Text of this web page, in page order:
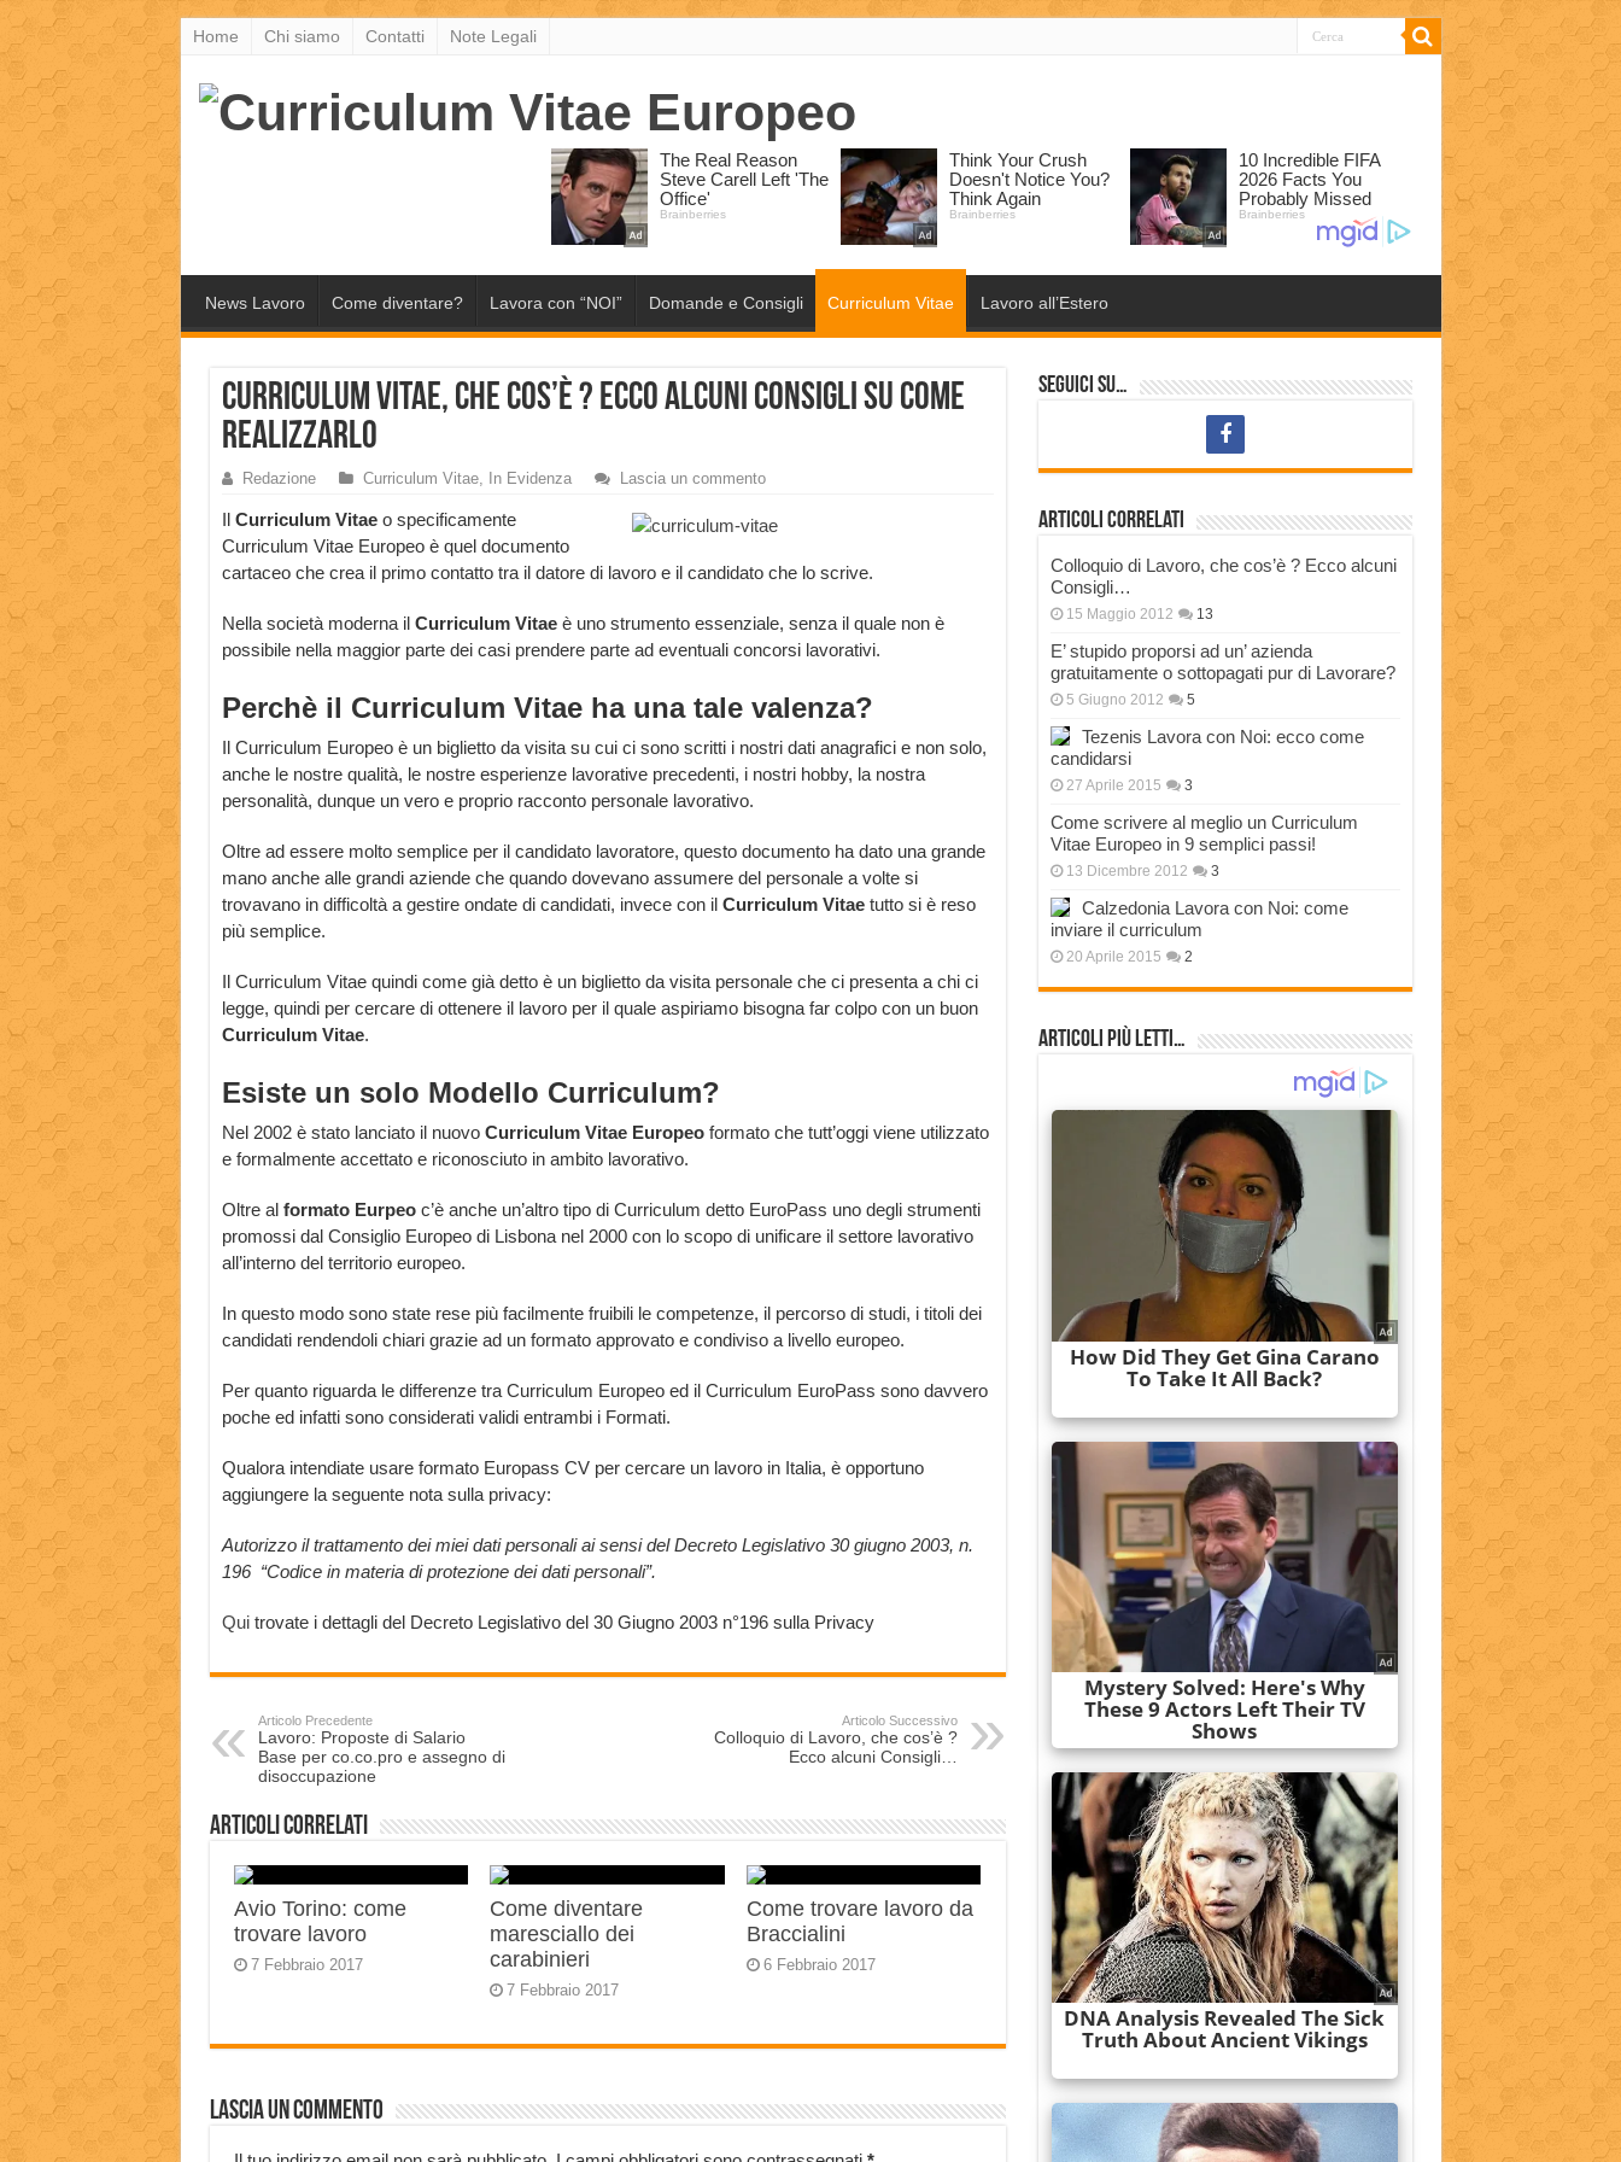
Home Chi siamo Contatti Note Legali
News Lavoro Come diventare? Lavora con “NOI” Domande e Consigli Curriculum Vitae Lavoro all’Estero
Curriculum Vitae, che cos’è ? Ecco alcuni Consigli su come
Realizzarlo
Redazione Curriculum Vitae, In Evidenza Lascia un commento
Il Curriculum Vitaeo specificamente
Curriculum Vitae Europeo è quel documento
cartaceo che crea il primo contatto tra il datore di lavoro e il candidato che lo scrive.
Nella società moderna il Curriculum Vitae è uno strumento essenziale, senza il quale non è
possibile nella maggior parte dei casi prendere parte ad eventuali concorsi lavorativi.
Perchè il Curriculum Vitae ha una tale valenza?
Il Curriculum Europeo è un biglietto da visita su cui ci sono scritti i nostri dati anagrafici e non solo,
anche le nostre qualità, le nostre esperienze lavorative precedenti, i nostri hobby, la nostra
personalità, dunque un vero e proprio racconto personale lavorativo.
Oltre ad essere molto semplice per il candidato lavoratore, questo documento ha dato una grande
mano anche alle grandi aziende che quando dovevano assumere del personale a volte si
trovavano in difficoltà a gestire ondate di candidati, invece con il Curriculum Vitaetutto si è reso
più semplice.
Il Curriculum Vitae quindi come già detto è un biglietto da visita personale che ci presenta a chi ci
legge, quindi per cercare di ottenere il lavoro per il quale aspiriamo bisogna far colpo con un buon
Curriculum Vitae.
Esiste un solo Modello Curriculum?
Nel 2002 è stato lanciato il nuovo Curriculum Vitae Europeoformato che tutt’oggi viene utilizzato
e formalmente accettato e riconosciuto in ambito lavorativo.
Oltre al formato Eurpeoc’è anche un’altro tipo di Curriculum detto EuroPass uno degli strumenti
promossi dal Consiglio Europeo di Lisbona nel 2000 con lo scopo di unificare il settore lavorativo
all’interno del territorio europeo.
In questo modo sono state rese più facilmente fruibili le competenze, il percorso di studi, i titoli dei
candidati rendendoli chiari grazie ad un formato approvato e condiviso a livello europeo.
Per quanto riguarda le differenze tra Curriculum Europeo ed il Curriculum EuroPass sono davvero
poche ed infatti sono considerati validi entrambi i Formati.
Qualora intendiate usare formato Europass CV per cercare un lavoro in Italia, è opportuno
aggiungere la seguente nota sulla privacy:
Autorizzo il trattamento dei miei dati personali ai sensi del Decreto Legislativo 30 giugno 2003, n.
196 “Codice in materia di protezione dei dati personali”.
Quitrovate i dettagli del Decreto Legislativo del 30 Giugno 2003 n°196 sulla Privacy
Articolo Precedente
Lavoro: Proposte di Salario
Base per co.co.pro e assegno di
disoccupazione
Articolo Successivo
Colloquio di Lavoro, che cos’è ?
Ecco alcuni Consigli…
Articoli correlati
Avio Torino: come
trovare lavoro
7 Febbraio 2017
Come diventare
maresciallo dei
carabinieri
7 Febbraio 2017
Come trovare lavoro da
Braccialini
6 Febbraio 2017
Lascia un commento
Seguici su…
Articoli correlati
Colloquio di Lavoro, che cos’è ? Ecco alcuni
Consigli…
15 Maggio 2012 13
E’ stupido proporsi ad un’ azienda
gratuitamente o sottopagati pur di Lavorare?
5 Giugno 2012 5
Tezenis Lavora con Noi: ecco come
candidarsi
27 Aprile 2015 3
Come scrivere al meglio un Curriculum
Vitae Europeo in 9 semplici passi!
13 Dicembre 2012 3
Calzedonia Lavora con Noi: come
inviare il curriculum
20 Aprile 2015 2
Articoli più Letti…